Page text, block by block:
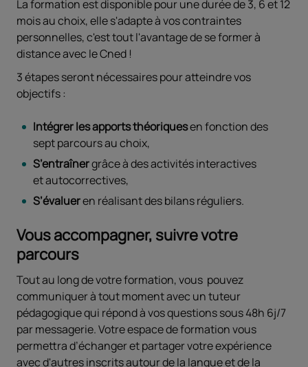
La formation est disponible pour une durée de 3, 6 et 12
mois au choix, elle s'adapte à vos contraintes
personnelles, c'est tout l'avantage de se former à
distance avec le Cned !
3 étapes seront nécessaires pour atteindre vos
objectifs :
Intégrer les apports théoriquesen fonction des
sept parcours au choix,
S’entraînergrâce à des activités interactives
et autocorrectives,
S’évalueren réalisant des bilans réguliers.
Vous accompagner, suivre votre
parcours
Tout au long de votre formation, vous pouvez
communiquer à tout moment avec un tuteur
pédagogique qui répond à vos questions sous 48h 6j/7
par messagerie. Votre espace de formation vous
permettra d’échanger et partager votre expérience
avec d'autres inscrits autour de la langue et de la